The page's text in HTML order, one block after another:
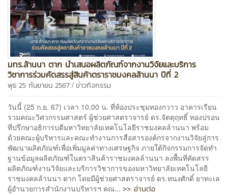
มทร.ล้านนา ตาก นำเสนอผลิตภัณฑ์จากงานวิจัยและบริการ
วิชาการร่วมคัดสรรสู่สินค้าตราราชมงคลล้านนา ปีที่ 2
พุธ 25 กันยายน 2567 / ข่าวกิจกรรม
วันนี้ (25 ก.ย. 67) เวลา 10.00 น. ที่ห้องประชุมทองกวาว อาคารเรียน
รวมคณะวิศวกรรมศาสตร์ ผู้ช่วยศาสตราจารย์ ดร.จัตตุฤทธิ์ ทองปรอน
ที่ปรึกษาอธิการบดีมหาวิทยาลัยเทคโนโลยีราชมงคลล้านนา พร้อม
ด้วยคณะผู้บริหารและคณะทำงานการสื่อสารองค์กรจากงานวิจัยสู่การ
พัฒนาผลิตภัณฑ์เพื่อเพิ่มมูลค่าทางเศรษฐกิจ ภายใต้กิจกรรมการจัดทำ
ฐานข้อมูลผลิตภัณฑ์ในตราสินค้าราชมงคลล้านนา ลงพื้นที่คัดสรร
ผลิตภัณฑ์งานวิจัยและบริการวิชาการของมหาวิทยาลัยเทคโนโลยี
ราชมงคลล้านนา ตาก โดยมีผู้ช่วยศาสตราจารย์ ดร.ทนงศักดิ์ ยาทะเล
ผู้อำนวยการสำนักงานบริหารฯ คณ... >> อ่านต่อ